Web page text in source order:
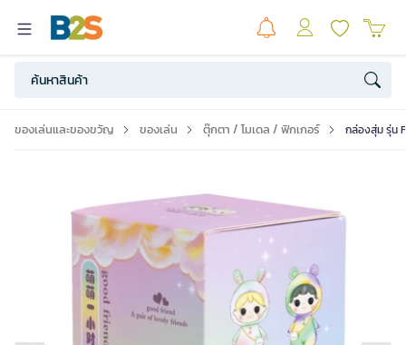
ของเล่นและของขวัญ ของเล่น ตุ๊กตา / โมเดล / ฟิกเกอร์ กล่องสุ่ม รุ่น